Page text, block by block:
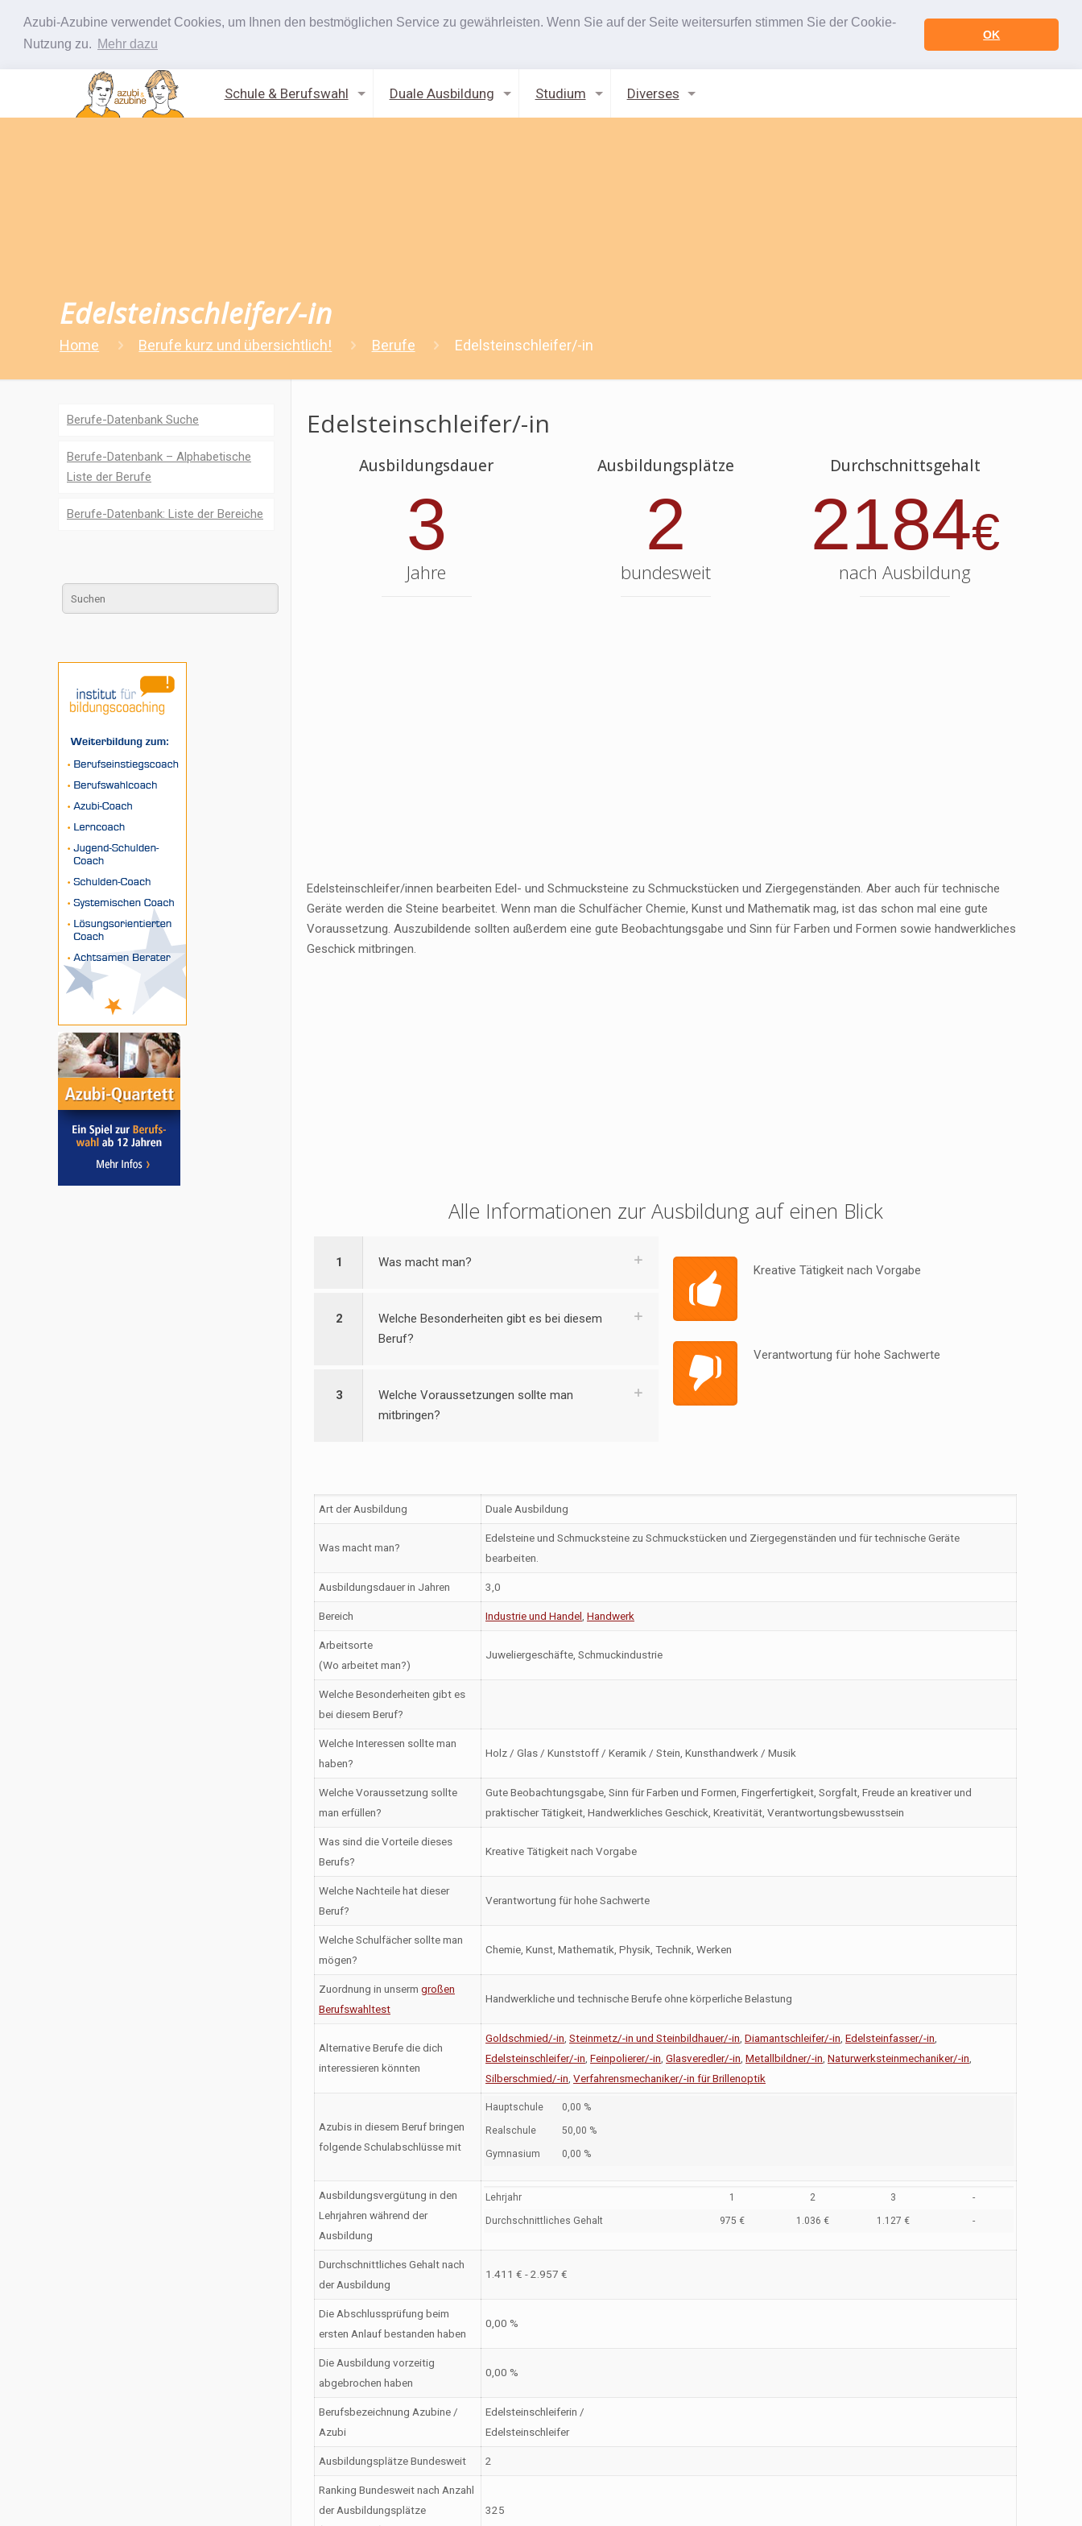
Azubi-Azubine verwendet Cookies, um Ihnen den bestmöglichen Service zu gewährleisten. Wenn Sie auf der Seite weitersurfen stimmen Sie der Cookie-
Nutzung zu. Mehr dazu
OK
Schule & Berufswahl Duale Ausbildung Studium Diverses
Edelsteinschleifer/-in
Home Berufe kurz und übersichtlich! Berufe Edelsteinschleifer/-in
Edelsteinschleifer/-in
Ausbildungsdauer
3
Jahre
Ausbildungsplätze
2
bundesweit
Durchschnittsgehalt
2184€
nach Ausbildung
Edelsteinschleifer/innen bearbeiten Edel- und Schmucksteine zu Schmuckstücken und Ziergegenständen. Aber auch für technische
Geräte werden die Steine bearbeitet. Wenn man die Schulfächer Chemie, Kunst und Mathematik mag, ist das schon mal eine gute
Voraussetzung. Auszubildende sollten außerdem eine gute Beobachtungsgabe und Sinn für Farben und Formen sowie handwerkliches
Geschick mitbringen.
Alle Informationen zur Ausbildung auf einen Blick
1 Was macht man?
2
Welche Besonderheiten gibt es bei diesem
Beruf?
3
Welche Voraussetzungen sollte man
mitbringen?
Kreative Tätigkeit nach Vorgabe
Verantwortung für hohe Sachwerte
Art der Ausbildung Duale Ausbildung
Was macht man?
Edelsteine und Schmucksteine zu Schmuckstücken und Ziergegenständen und für technische Geräte
bearbeiten.
Ausbildungsdauer in Jahren 3,0
Bereich Industrie und Handel Handwerk
Arbeitsorte
(Wo arbeitet man?)
Juweliergeschäfte, Schmuckindustrie
Welche Besonderheiten gibt es
bei diesem Beruf?
Welche Interessen sollte man
haben?
Holz / Glas / Kunststoff / Keramik / Stein, Kunsthandwerk / Musik
Welche Voraussetzung sollte
man erfüllen?
Gute Beobachtungsgabe, Sinn für Farben und Formen, Fingerfertigkeit, Sorgfalt, Freude an kreativer und
praktischer Tätigkeit, Handwerkliches Geschick, Kreativität, Verantwortungsbewusstsein
Was sind die Vorteile dieses
Berufs?
Kreative Tätigkeit nach Vorgabe
Welche Nachteile hat dieser
Beruf?
Verantwortung für hohe Sachwerte
Welche Schulfächer sollte man
mögen?
Chemie, Kunst, Mathematik, Physik, Technik, Werken
Zuordnung in unserm großen
Berufswahltest
Handwerkliche und technische Berufe ohne körperliche Belastung
Alternative Berufe die dich
interessieren könnten
Goldschmied/-in Steinmetz/-in und Steinbildhauer/-in Diamantschleifer/-in Edelsteinfasser/-in
Edelsteinschleifer/-in Feinpolierer/-in Glasveredler/-in Metallbildner/-in Naturwerksteinmechaniker/-in
Silberschmied/-in Verfahrensmechaniker/-in für Brillenoptik
Azubis in diesem Beruf bringen
folgende Schulabschlüsse mit
Hauptschule 0,00 %
Realschule 50,00 %
Gymnasium 0,00 %
Ausbildungsvergütung in den
Lehrjahren während der
Ausbildung
Lehrjahr 1 2 3 -
Durchschnittliches Gehalt 975 € 1.036 € 1.127 € -
Durchschnittliches Gehalt nach
der Ausbildung
1.411 € - 2.957 €
Die Abschlussprüfung beim
ersten Anlauf bestanden haben
0,00 %
Die Ausbildung vorzeitig
abgebrochen haben
0,00 %
Berufsbezeichnung Azubine /
Azubi
Edelsteinschleiferin /
Edelsteinschleifer
Ausbildungsplätze Bundesweit 2
Ranking Bundesweit nach Anzahl
der Ausbildungsplätze
325
Berufe-Datenbank Suche
Berufe-Datenbank – Alphabetische
Liste der Berufe
Berufe-Datenbank: Liste der Bereiche